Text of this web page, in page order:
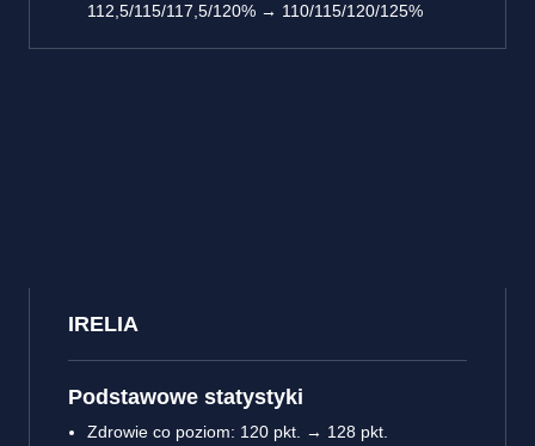
112,5/115/117,5/120% → 110/115/120/125%
IRELIA
Podstawowe statystyki
Zdrowie co poziom: 120 pkt. → 128 pkt.